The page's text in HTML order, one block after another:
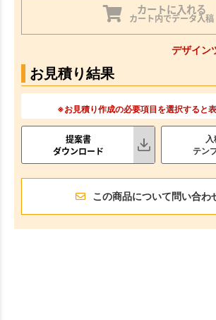
カートに入れる
カート内でデータ入稿
デザイン
お見積り結果
※お見積り作成の必要項目を選択すると
提案書
ダウンロード
入
テン
この商品について問い合わ